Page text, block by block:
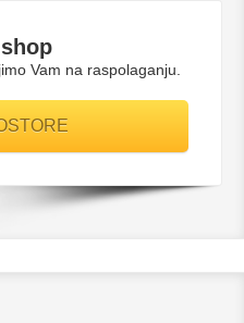
Vam na raspolaganju.